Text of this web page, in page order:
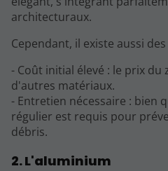
architecturaux.
Cependant, il existe aussi
- Coût initial élevé : le prix
d'autres matériaux.
- Entretien nécessaire : bien
régulier est requis pour
débris.
2. L'aluminium